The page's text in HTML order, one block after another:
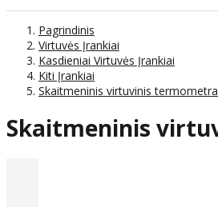
Pagrindinis
Virtuvės Įrankiai
Kasdieniai Virtuvės Įrankiai
Kiti Įrankiai
Skaitmeninis virtuvinis
Skaitmeninis